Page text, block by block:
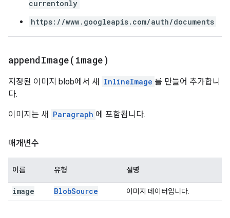
currentonly
https://www.googleapis.com/auth/documents
appendImage( image)
지정된 이미지 blob에서 새 InlineImage 를 만들어 추가합니
다.
이미지는 새 Paragraph 에 포함됩니다.
매개변수
이름 유형 설명
image BlobSource 이미지 데이터입니다.